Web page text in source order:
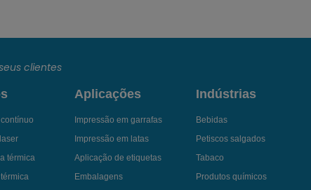
clientes
térmica
térmica
Aplicações
Impressão em garrafas
Impressão em latas
Aplicação de etiquetas
Embalagens
Indústrias
Bebidas
Petiscos salgados
Tabaco
Produtos químicos